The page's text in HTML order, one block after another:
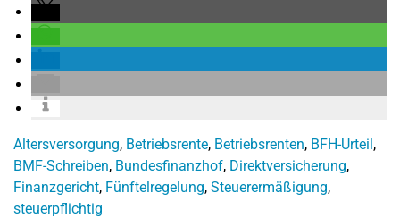
Altersversorgung, Betriebsrente, Betriebsrenten, BFH-Urteil,
BMF-Schreiben, Bundesfinanzhof, Direktversicherung,
Finanzgericht, Fünftelregelung, Steuerermäßigung,
steuerpflichtig